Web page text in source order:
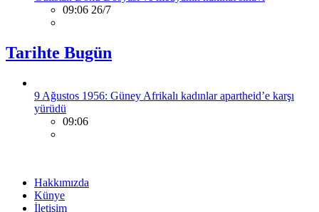
09:06 26/7
Tarihte Bugün
9 Ağustos 1956: Güney Afrikalı kadınlar apartheid’e karşı
yürüdü
09:06
Hakkımızda
Künye
İletişim